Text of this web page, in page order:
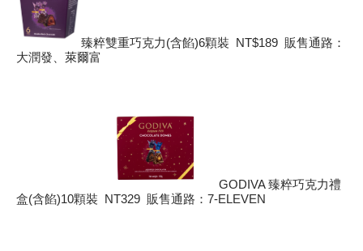
臻粹雙重巧克力(含餡)6顆裝 NT$189 販售通路：
大潤發、萊爾富
GODIVA 臻粹巧克力禮
盒(含餡)10顆裝 NT329 販售通路：7-ELEVEN